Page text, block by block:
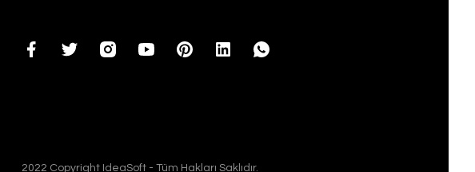
2022 Copyright IdeaSoft - Tüm Hakları Saklıdır.